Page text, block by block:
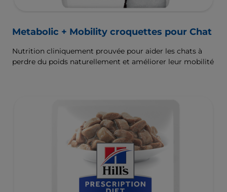
Metabolic + Mobility croquettes pour Chat
Nutrition cliniquement prouvée pour aider les chats à
perdre du poids naturellement et améliorer leur mobilité